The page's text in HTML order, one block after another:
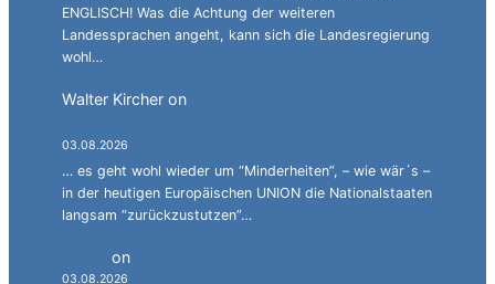
ENGLISCH! Was die Achtung der weiteren
Landessprachen angeht, kann sich die Landesregierung
wohl…
Walter Kircher on
03.08.2026
… es geht wohl wieder um “Minderheiten”, – wie wär´s –
in der heutigen Europäischen UNION die Nationalstaaten
langsam “zurückzustutzen”…
on
03.08.2026